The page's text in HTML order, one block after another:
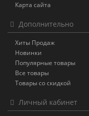
Карта сайта
Дополнительно
Хиты Продаж
Новинки
Популярные товары
Все товары
Товары со скидкой
Личный кабинет